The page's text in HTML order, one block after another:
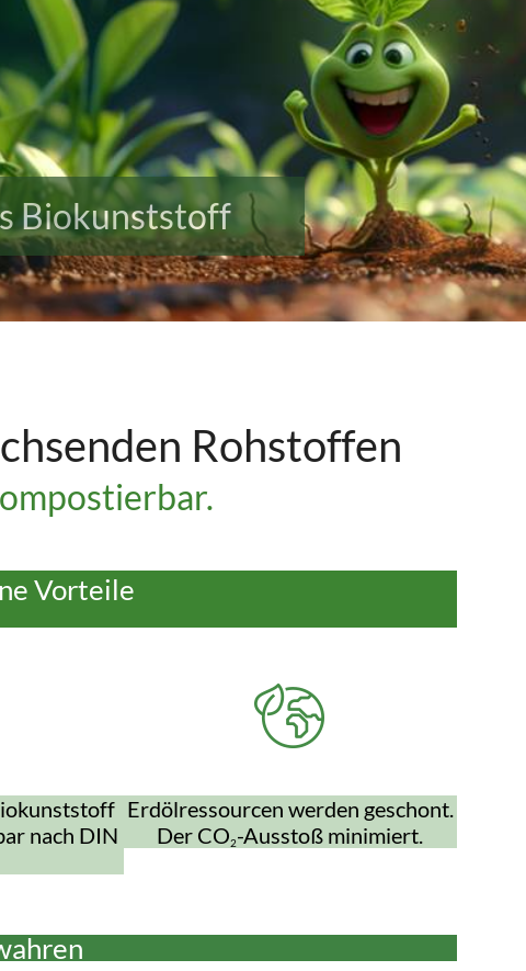
Biokunststoff
Rohstoffen
Vorteile
nach DIN
Erdölressourcen werden geschont.
Der CO2-Ausstoß minimiert.